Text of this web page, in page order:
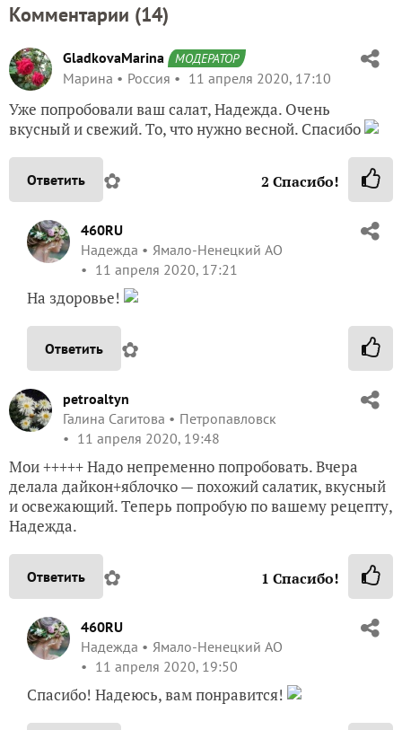
Комментарии (14)
GladkovaMarina МОДЕРАТОР
Марина Россия 11 апреля 2020, 17:10
Уже попробовали ваш салат, Надежда. Очень
вкусный и свежий. То, что нужно весной. Спасибо
Ответить ✿ 2 Спасибо!
460RU
Надежда
Ямало-Ненецкий АО
11 апреля 2020, 17:21
На здоровье!
Ответить ✿
petroaltyn
Галина Сагитова
Петропавловск
11 апреля 2020, 19:48
Мои +++++ Надо непременно попробовать. Вчера
делала дайкон+яблочко — похожий салатик, вкусный
и освежающий. Теперь попробую по вашему рецепту,
Надежда.
Ответить ✿ 1 Спасибо!
460RU
Надежда
Ямало-Ненецкий АО
11 апреля 2020, 19:50
Спасибо! Надеюсь, вам понравится!